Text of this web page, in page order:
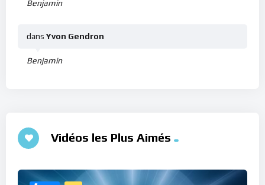
Benjamin
Benjamin
dans Yvon Gendron
Vidéos les Plus Aimés